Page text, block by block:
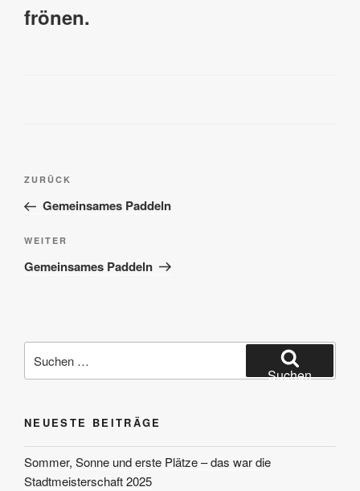
frönen.
Beitragsnavigation
Vorheriger
Beitrag
ZURÜCK
Gemeinsames Paddeln
Nächster
Beitrag
WEITER
Gemeinsames Paddeln
nach:
Suchen
NEUESTE BEITRÄGE
Sommer, Sonne und erste Plätze – das war die
Stadtmeisterschaft 2025